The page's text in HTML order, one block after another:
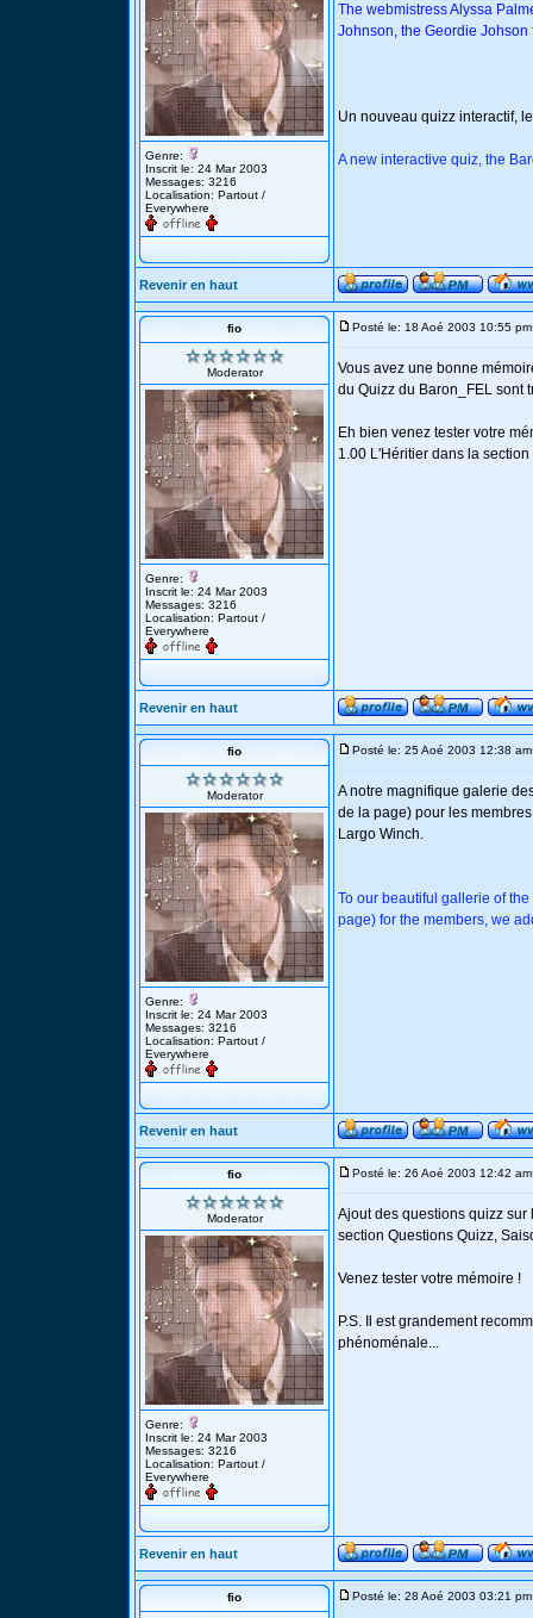
Genre:
Inscrit le: 24 Mar 2003
Messages: 3216
Localisation: Partout /
Everywhere
The webmistress Alyssa
Johnson, the Geordie
Un nouveau quizz interactif,
A new interactive quiz, the
Revenir en haut
fio
Moderator
Genre:
Inscrit le: 24 Mar 2003
Messages: 3216
Localisation: Partout /
Everywhere
Posté le: 18 Aoé 2003 10:55 pm
Vous avez une bonne
du Quizz du Baron_FEL sont
Eh bien venez tester votre
1.00 L'Héritier dans la
Revenir en haut
fio
Moderator
Genre:
Inscrit le: 24 Mar 2003
Messages: 3216
Localisation: Partout /
Everywhere
Posté le: 25 Aoé 2003 12:38 am
A notre magnifique galerie
de la page) pour les
Largo Winch.
To our beautiful gallerie of
page) for the members, we
Revenir en haut
fio
Moderator
Genre:
Inscrit le: 24 Mar 2003
Messages: 3216
Localisation: Partout /
Everywhere
Posté le: 26 Aoé 2003 12:42 am
Ajout des questions quizz
section Questions Quizz,
Venez tester votre mémoire !
P.S. Il est grandement
phénoménale...
Revenir en haut
fio Posté le: 28 Aoé 2003 03:21 pm